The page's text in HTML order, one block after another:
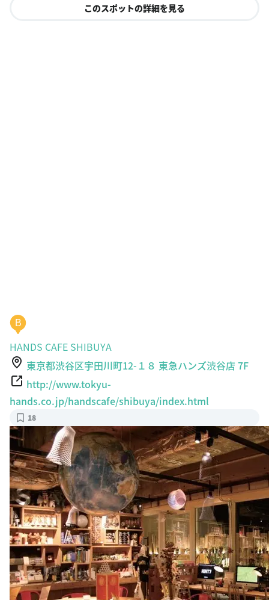
このスポットの詳細を見る
B
HANDS CAFE SHIBUYA
東京都渋谷区宇田川町12-１８ 東急ハンズ渋谷店 7F
http://www.tokyu-
hands.co.jp/handscafe/shibuya/index.html
18